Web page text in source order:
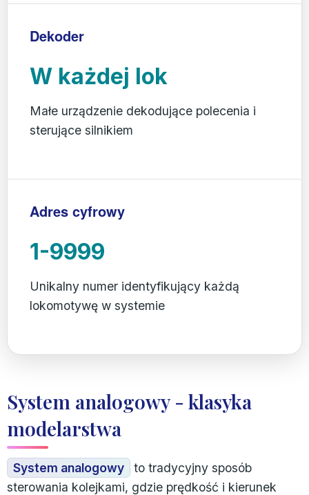
Dekoder
W każdej lok
Małe urządzenie dekodujące polecenia i
sterujące silnikiem
Adres cyfrowy
1-9999
Unikalny numer identyfikujący każdą
lokomotywę w systemie
System analogowy - klasyka
modelarstwa
System analogowy
to tradycyjny sposób
sterowania kolejkami, gdzie prędkość i kierunek